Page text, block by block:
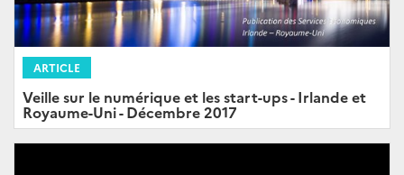
ARTICLE
Veille sur le numérique et les start-ups - Irlande et
Royaume-Uni - Décembre 2017